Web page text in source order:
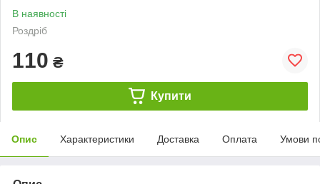
В наявності
Роздріб
110 ₴
Купити
Опис Характеристики Доставка Оплата Умови